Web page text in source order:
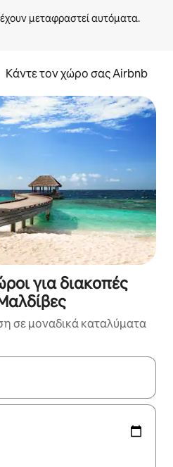
Κάντε τον χώρο σας Airbnb
για διακοπές
σε μοναδικά καταλύματα
διαθέσιμα, μπορείτε να